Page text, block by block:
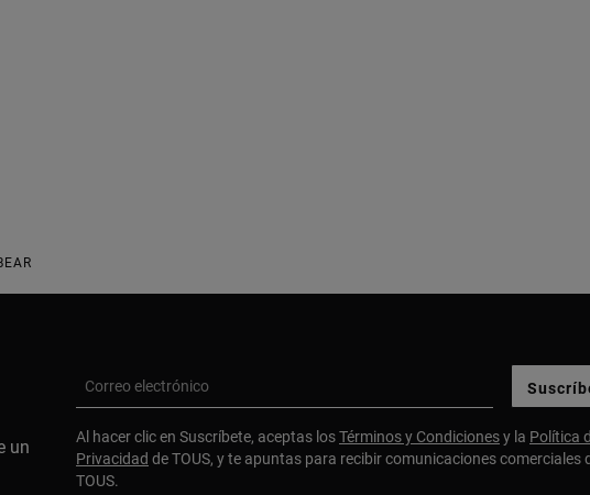
un
Correo electrónico
Al hacer clic en Suscríbete, aceptas losTérminos y Condicionesy la Política
Privacidad de TOUS, y te apuntas para recibir comunicaciones comerciales
TOUS.